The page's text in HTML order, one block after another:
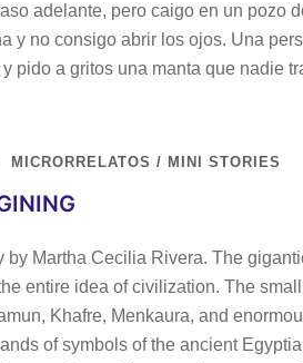
adelante, pero caigo en un pozo
y no consigo abrir los ojos. Una
pido a gritos una manta que nadie
MICRORRELATOS / MINI STORIES
by Martha Cecilia Rivera. The
entire idea of civilization. The
Khafre, Menkaura, and
of symbols of the ancient